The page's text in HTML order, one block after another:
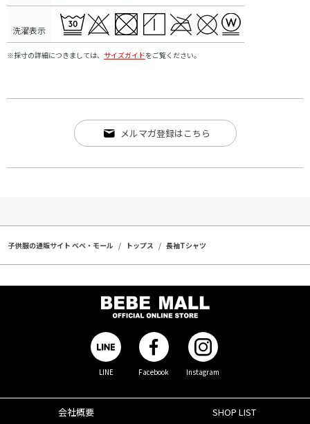
洗濯表示
※採寸の詳細につきましては、 サイズガイドをご覧ください。
メルマガ登録はこちら
子供服の通販サイト ベベ・モール トップス 長袖Tシャツ
LINE Facebook Instagram
会社概要 SHOP LIST